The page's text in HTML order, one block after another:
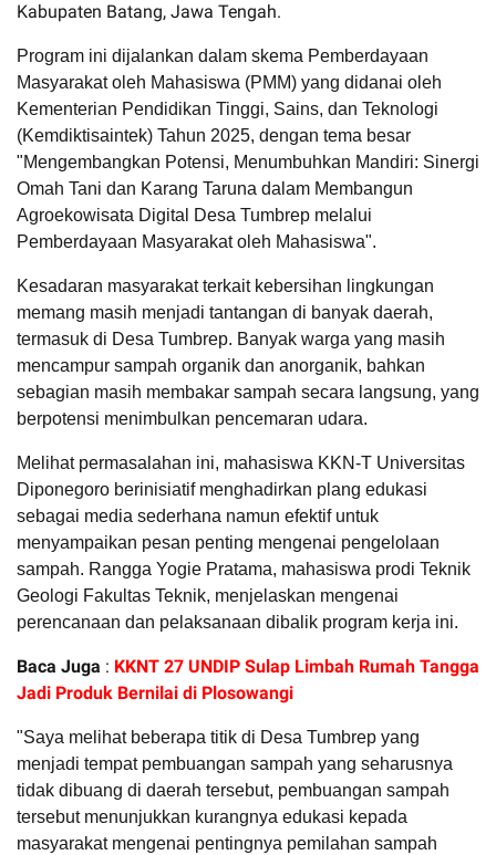
Kabupaten Batang, Jawa Tengah.
Program ini dijalankan dalam skema Pemberdayaan
Masyarakat oleh Mahasiswa (PMM) yang didanai oleh
Kementerian Pendidikan Tinggi, Sains, dan Teknologi
(Kemdiktisaintek) Tahun 2025, dengan tema besar
"Mengembangkan Potensi, Menumbuhkan Mandiri: Sinergi
Omah Tani dan Karang Taruna dalam Membangun
Agroekowisata Digital Desa Tumbrep melalui
Pemberdayaan Masyarakat oleh Mahasiswa".
Kesadaran masyarakat terkait kebersihan lingkungan
memang masih menjadi tantangan di banyak daerah,
termasuk di Desa Tumbrep. Banyak warga yang masih
mencampur sampah organik dan anorganik, bahkan
sebagian masih membakar sampah secara langsung, yang
berpotensi menimbulkan pencemaran udara.
Melihat permasalahan ini, mahasiswa KKN-T Universitas
Diponegoro berinisiatif menghadirkan plang edukasi
sebagai media sederhana namun efektif untuk
menyampaikan pesan penting mengenai pengelolaan
sampah. Rangga Yogie Pratama, mahasiswa prodi Teknik
Geologi Fakultas Teknik, menjelaskan mengenai
perencanaan dan pelaksanaan dibalik program kerja ini.
Baca Juga : KKNT 27 UNDIP Sulap Limbah Rumah Tangga
Jadi Produk Bernilai di Plosowangi
"Saya melihat beberapa titik di Desa Tumbrep yang
menjadi tempat pembuangan sampah yang seharusnya
tidak dibuang di daerah tersebut, pembuangan sampah
tersebut menunjukkan kurangnya edukasi kepada
masyarakat mengenai pentingnya pemilahan sampah